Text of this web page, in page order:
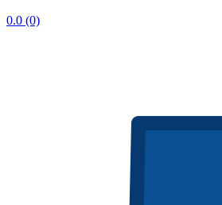
0.0 (0)